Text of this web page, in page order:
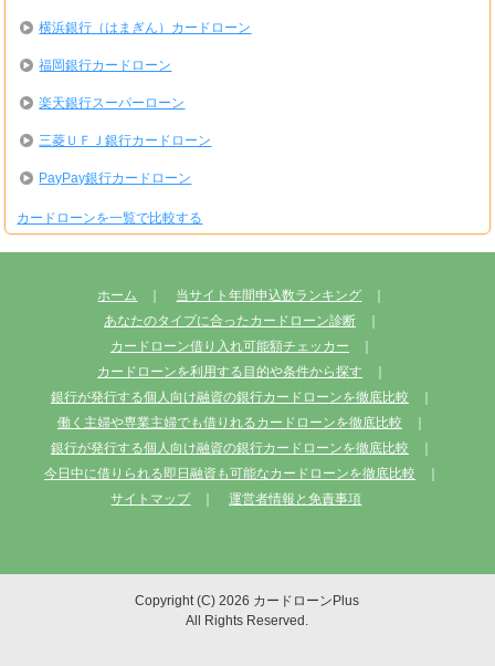
横浜銀行（はまぎん）カードローン
福岡銀行カードローン
楽天銀行スーパーローン
三菱ＵＦＪ銀行カードローン
PayPay銀行カードローン
カードローンを一覧で比較する
ホーム
当サイト年間申込数ランキング
あなたのタイプに合ったカードローン診断
カードローン借り入れ可能額チェッカー
カードローンを利用する目的や条件から探す
銀行が発行する個人向け融資の銀行カードローンを徹底比較
働く主婦や専業主婦でも借りれるカードローンを徹底比較
銀行が発行する個人向け融資の銀行カードローンを徹底比較
今日中に借りられる即日融資も可能なカードローンを徹底比較
サイトマップ
運営者情報と免責事項
Copyright (C) 2026 カードローンPlus
All Rights Reserved.